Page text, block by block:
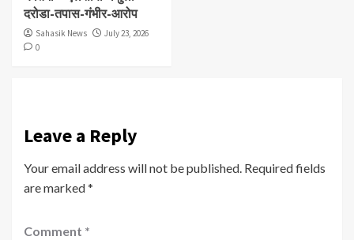
दरोडा-तपास-गंभीर-आरोप
Sahasik News
July 23, 2026
0
Leave a Reply
Your email address will not be published. Required fields
are marked*
Comment *